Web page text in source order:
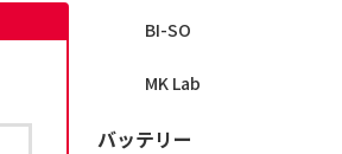
BI-SO
MK Lab
バッテリー